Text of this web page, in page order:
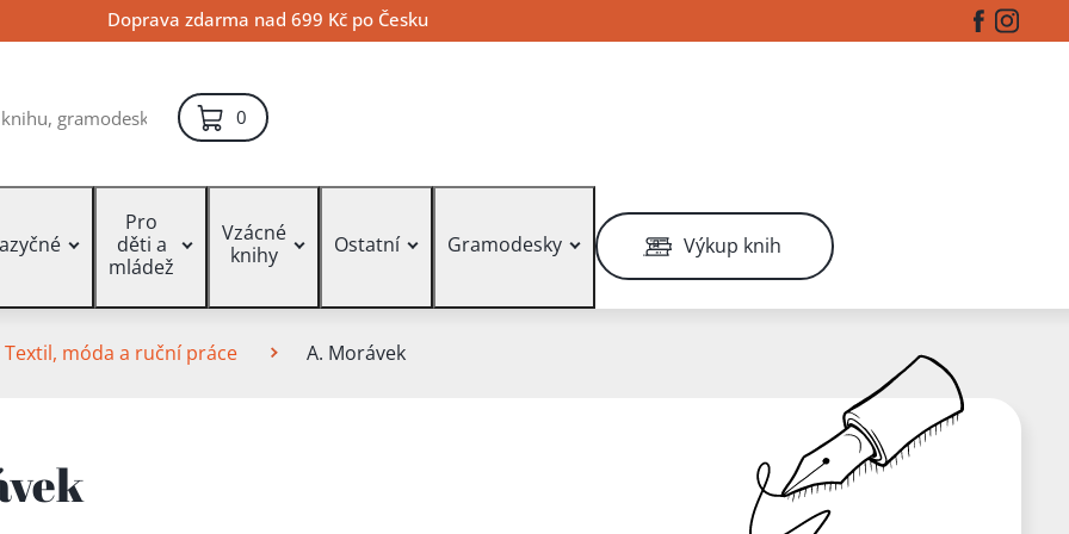
Doprava zdarma nad 699 Kč po Česku Facebook
0položek – košík
Pro
děti a
mládež
Vzácné
knihy
Ostatní Gramodesky Výkup knih
Textil, móda a ruční práce A. Morávek